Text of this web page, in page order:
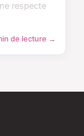
respecte
de lecture →